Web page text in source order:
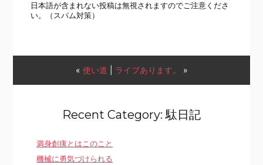
日本語が含まれない投稿は無視されますのでご注意くださ
い。（スパム対策）
« 使い道 ライブあります。 »
Recent Category: 駄日記
満身創痍とはこのこと
機械に勇気づけられる